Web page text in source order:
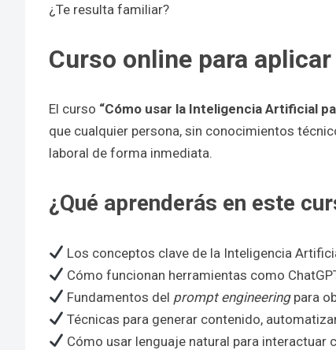
¿Te resulta familiar?
Curso online para
El curso “Cómo usar la Inteligencia Artificial
que cualquier persona, sin conocimientos
laboral de forma inmediata.
¿Qué aprenderás en este
Los conceptos clave de la Inteligencia
Cómo funcionan herramientas como
Fundamentos del prompt engineeringpara
Técnicas para generar contenido,
Cómo usar lenguaje natural para interactuar